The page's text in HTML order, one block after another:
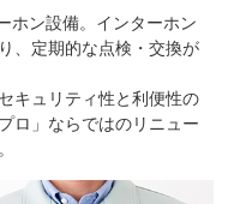
ホン設備。インターホン
、定期的な点検・交換が
キュリティ性と利便性の
ロ」ならではのリニュー